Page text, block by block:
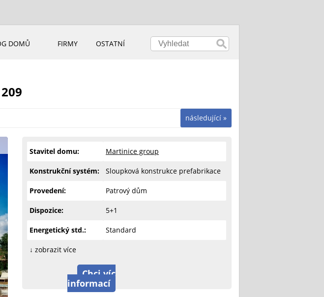
DOMŮ FIRMY OSTATNÍ
následující »
Stavitel domu: Martinice group
Konstrukční systém: Sloupková konstrukce prefabrikace
Provedení: Patrový dům
Dispozice: 5+1
Energetický std.: Standard
↓ zobrazit více
Chci víc
informací